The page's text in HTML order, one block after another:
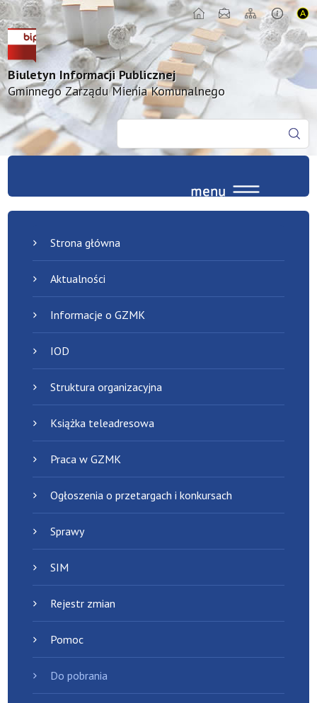
Biuletyn Informacji Publicznej
Gminnego Zarządu Mienia Komunalnego
Strona główna
Aktualności
Informacje o GZMK
IOD
Struktura organizacyjna
Książka teleadresowa
Praca w GZMK
Ogłoszenia o przetargach i konkursach
Sprawy
SIM
Rejestr zmian
Pomoc
Do pobrania